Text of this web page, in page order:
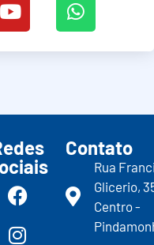
Contato
Rua
Glicerio,
Centro -